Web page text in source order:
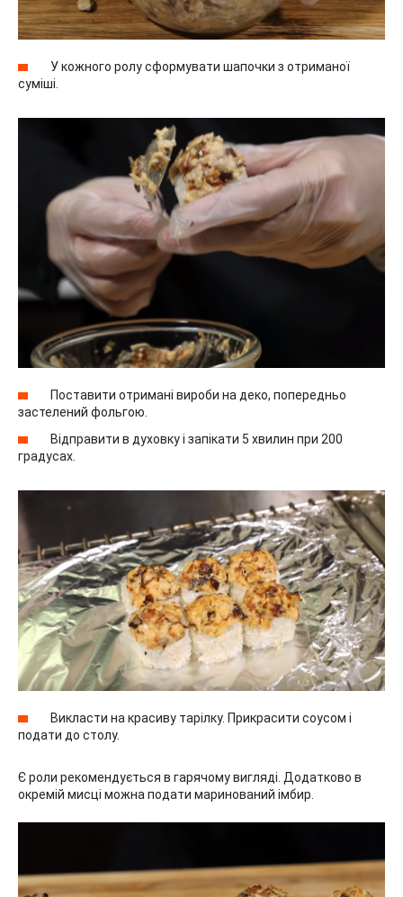
У кожного ролу сформувати шапочки з отриманої
суміші.
Поставити отримані вироби на деко, попередньо
застелений фольгою.
Відправити в духовку і запікати 5 хвилин при 200
градусах.
Викласти на красиву тарілку. Прикрасити соусом і
подати до столу.
Є роли рекомендується в гарячому вигляді. Додатково в
окремій мисці можна подати маринований імбир.